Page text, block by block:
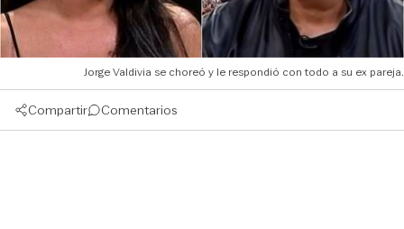
Jorge Valdivia se choreó y le respondió con todo a su ex pareja.
Compartir Comentarios